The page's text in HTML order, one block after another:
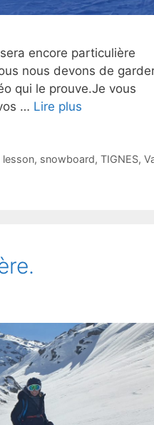
encore particulière
nous devons de
qui le prouve.Je vous
… Lire plus
lesson, snowboard, TIGNES,